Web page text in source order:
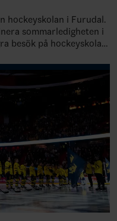
hockeyskolan i Furudal.
sommarledigheten i
besök på hockeyskolan